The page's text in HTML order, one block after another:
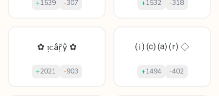
+1539 -307 +1532 -318
✿ ᴉᴄâṝŷ ✿
+2021 -903
⒤ ⒞ ⒜ ⒭ ◇
+1494 -402